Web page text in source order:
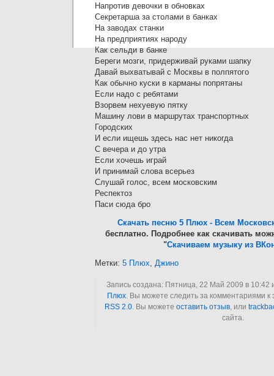
Напротив девочки в обновках
Секретарша за столами в банках
На заводах станки
На предприятиях народу
Как сельди в банке
Береги мозги, придерживай руками шапку
Давай выхватывай с Москвы в полпятого
Как обычно куски в карманы попрятаны
Если надо с ребятами
Взорвем нехуевую пятку
Машину лови в маршрутах транспортных
Городских
И если ищешь здесь нас нет никогда
С вечера и до утра
Если хочешь играй
И принимай слова всерьез
Слушай голос, всем московским
Респектоз
Паси сюда бро
Скачать песню 5 Плюх - Всем
бесплатно. Подробнее как скачивать
"Скачиваем музыку из
Метки: 5 Плюх, Джино
Запись создана: Пятница, 22 Май 2009 в 10:42
Плюх. Вы можете следить за комментариями к
RSS 2.0. Вы можете оставить отзыв, или
сайта.